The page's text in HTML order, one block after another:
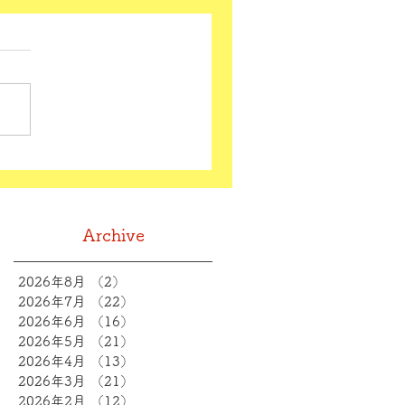
Archive
2026年8月 （2）
2026年7月
（22）
2026年6月
（16）
2026年5月
（21）
2026年4月
（13）
2026年3月
（21）
2026年2月
（12）